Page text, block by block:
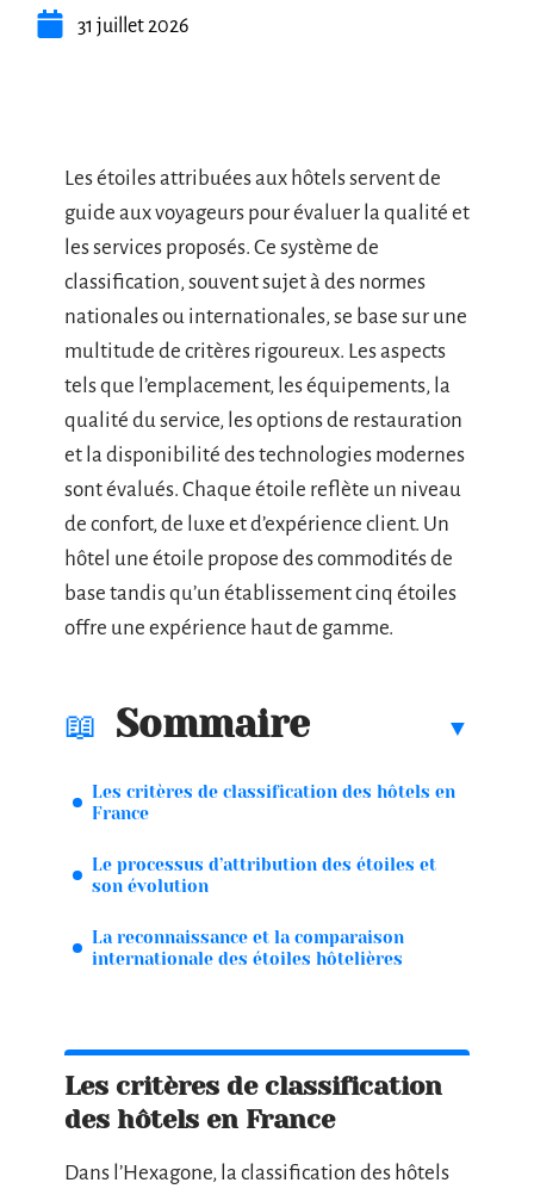
31 juillet 2026
Les étoiles attribuées aux hôtels servent de
guide aux voyageurs pour évaluer la qualité et
les services proposés. Ce système de
classification, souvent sujet à des normes
nationales ou internationales, se base sur une
multitude de critères rigoureux. Les aspects
tels que l’emplacement, les équipements, la
qualité du service, les options de restauration
et la disponibilité des technologies modernes
sont évalués. Chaque étoile reflète un niveau
de confort, de luxe et d’expérience client. Un
hôtel une étoile propose des commodités de
base tandis qu’un établissement cinq étoiles
offre une expérience haut de gamme.
Sommaire
Les critères de classification des hôtels en
France
Le processus d’attribution des étoiles et
son évolution
La reconnaissance et la comparaison
internationale des étoiles hôtelières
Les critères de classification
des hôtels en France
Dans l’Hexagone, la classification des hôtels